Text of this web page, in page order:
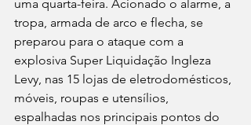
uma quarta-feira. Acionado o alarme, a
tropa, armada de arco e flecha, se
preparou para o ataque com a
explosiva Super Liquidação Ingleza
Levy, nas 15 lojas de eletrodomésticos,
móveis, roupas e utensílios,
espalhadas nos principais pontos do